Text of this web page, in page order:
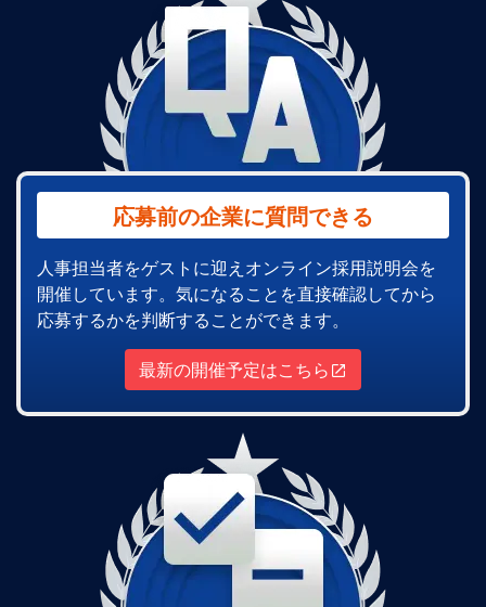
応募前の企業に質問できる
人事担当者をゲストに迎えオンライン採用説明会を
開催しています。気になることを直接確認してから
応募するかを判断することができます。
最新の開催予定はこちら